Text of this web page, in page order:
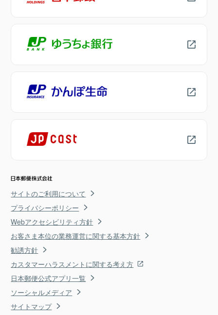
サイトのご利用について
プライバシーポリシー
Webアクセシビリティ方針
お客さま本位の業務運営に関する基本方針
勧誘方針
カスタマーハラスメントに関する考え方
日本郵便公式アプリ一覧
ソーシャルメディア
サイトマップ